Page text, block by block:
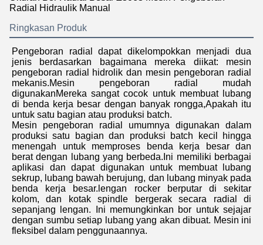
Radial Hidraulik Manual
Ringkasan Produk
Pengeboran radial dapat dikelompokkan menjadi dua
jenis berdasarkan bagaimana mereka diikat: mesin
pengeboran radial hidrolik dan mesin pengeboran radial
mekanis.Mesin pengeboran radial mudah
digunakanMereka sangat cocok untuk membuat lubang
di benda kerja besar dengan banyak rongga,Apakah itu
untuk satu bagian atau produksi batch.
Mesin pengeboran radial umumnya digunakan dalam
produksi satu bagian dan produksi batch kecil hingga
menengah untuk memproses benda kerja besar dan
berat dengan lubang yang berbeda.Ini memiliki berbagai
aplikasi dan dapat digunakan untuk membuat lubang
sekrup, lubang bawah berujung, dan lubang minyak pada
benda kerja besar.lengan rocker berputar di sekitar
kolom, dan kotak spindle bergerak secara radial di
sepanjang lengan. Ini memungkinkan bor untuk sejajar
dengan sumbu setiap lubang yang akan dibuat. Mesin ini
fleksibel dalam penggunaannya.